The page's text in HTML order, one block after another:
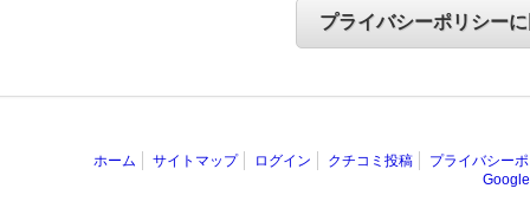
ホーム サイトマップ ログイン クチコミ投稿
プライバシー